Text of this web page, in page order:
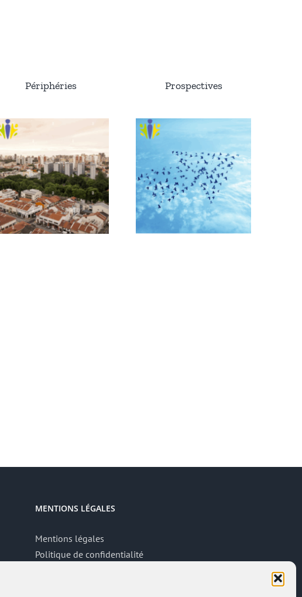
Périphéries Prospectives
MENTIONS LÉGALES
Mentions légales
Politique de confidentialité